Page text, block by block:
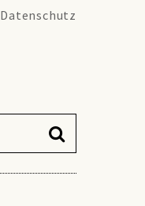
Datenschutz